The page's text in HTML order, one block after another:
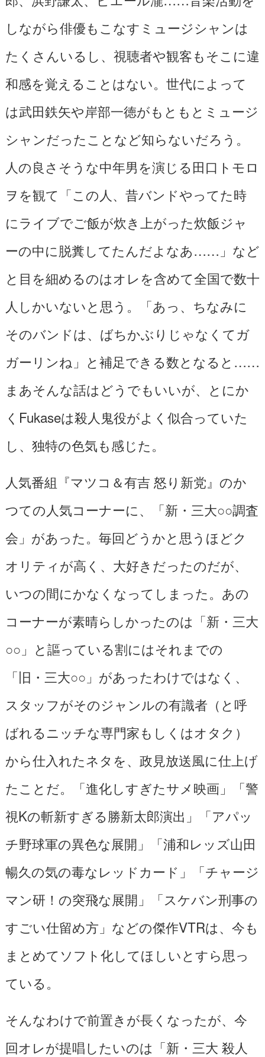
しながら俳優もこなすミュージシャンは
たくさんいるし、視聴者や観客もそこに違
和感を覚えることはない。世代によって
は武田鉄矢や岸部一徳がもともとミュージ
シャンだったことなど知らないだろう。
人の良さそうな中年男を演じる田口トモロ
ヲを観て「この人、昔バンドやってた時
にライブでご飯が炊き上がった炊飯ジャ
ーの中に脱糞してたんだよなあ……」など
と目を細めるのはオレを含めて全国で数十
人しかいないと思う。「あっ、ちなみに
そのバンドは、ばちかぶりじゃなくてガ
ガーリンね」と補足できる数となると……
まあそんな話はどうでもいいが、とにか
くFukaseは殺人鬼役がよく似合っていた
し、独特の色気も感じた。
人気番組『マツコ＆有吉 怒り新党』のか
つての人気コーナーに、「新・三大○○調査
会」があった。毎回どうかと思うほどク
オリティが高く、大好きだったのだが、
いつの間にかなくなってしまった。あの
コーナーが素晴らしかったのは「新・三大
○○」と謳っている割にはそれまでの
「旧・三大○○」があったわけではなく、
スタッフがそのジャンルの有識者（と呼
ばれるニッチな専門家もしくはオタク）
から仕入れたネタを、政見放送風に仕上げ
たことだ。「進化しすぎたサメ映画」「警
視Kの斬新すぎる勝新太郎演出」「アパッ
チ野球軍の異色な展開」「浦和レッズ山田
暢久の気の毒なレッドカード」「チャージ
マン研！の突飛な展開」「スケバン刑事の
すごい仕留め方」などの傑作VTRは、今も
まとめてソフト化してほしいとすら思っ
ている。
そんなわけで前置きが長くなったが、今
回オレが提唱したいのは「新・三大 殺人